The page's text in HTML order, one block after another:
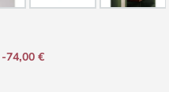
74,00 €